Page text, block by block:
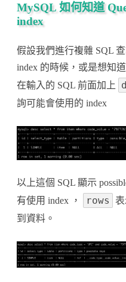
MySQL 如何知道
index
假設我們進行複雜 SQL
index 的時候，或是想知
在輸入的 SQL 前面加上
詢可能會使用的 index
以上這個 SQL 顯示
有使用 index ，
rows
到資料。